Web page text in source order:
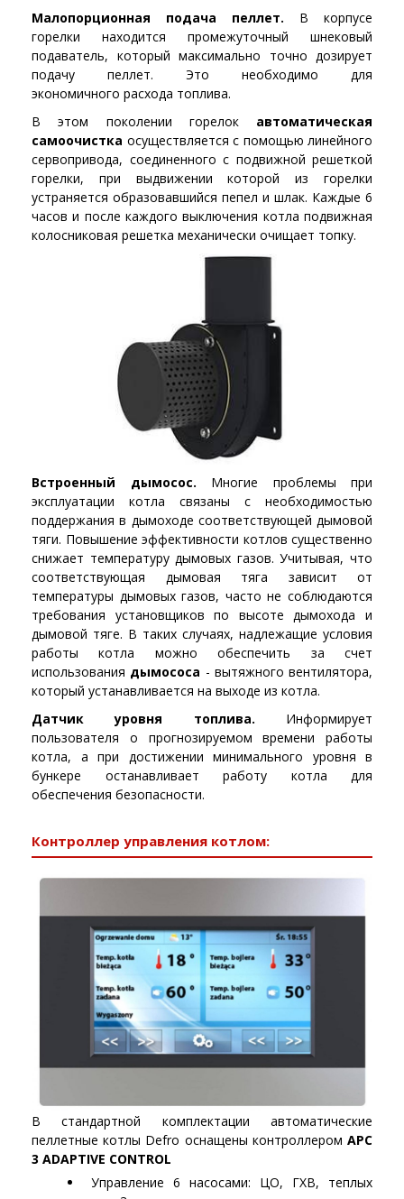
Малопорционная подача пеллет. В корпусе
горелки находится промежуточный шнековый
подаватель, который максимально точно дозирует
подачу пеллет. Это необходимо для
экономичного расхода топлива.
В этом поколении горелок автоматическая
самоочистка осуществляется с помощью линейного
сервопривода, соединенного с подвижной решеткой
горелки, при выдвижении которой из горелки
устраняется образовавшийся пепел и шлак. Каждые 6
часов и после каждого выключения котла подвижная
колосниковая решетка механически очищает топку.
Встроенный дымосос. Многие проблемы при
эксплуатации котла связаны с необходимостью
поддержания в дымоходе соответствующей дымовой
тяги. Повышение эффективности котлов существенно
снижает температуру дымовых газов. Учитывая, что
соответствующая дымовая тяга зависит от
температуры дымовых газов, часто не соблюдаются
требования установщиков по высоте дымохода и
дымовой тяге. В таких случаях, надлежащие условия
работы котла можно обеспечить за счет
использования дымососа - вытяжного вентилятора,
который устанавливается на выходе из котла.
Датчик уровня топлива. Информирует
пользователя о прогнозируемом времени работы
котла, а при достижении минимального уровня в
бункере останавливает работу котла для
обеспечения безопасности.
Контроллер управления котлом:
В стандартной комплектации автоматические
пеллетные котлы Defro оснащены контроллером APC
3 ADAPTIVE CONTROL
Управление 6 насосами: ЦО, ГХВ, теплых